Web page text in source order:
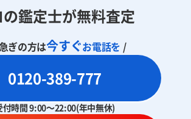
の鑑定士が無料査定
ぎの方は今すぐお電話を /
0120-389-777
付時間 9:00～22:00(年中無休)